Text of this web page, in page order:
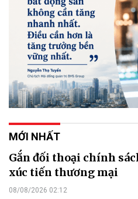
MỚI NHẤT
Gắn đối thoại chính
xúc tiến thương mại
08/08/2026 02:12